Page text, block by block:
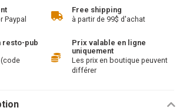
Paypal
Free shipping
à partir de 99$ d'achat
resto-pub
Prix valable en ligne
uniquement
Les prix en boutique peuvent
différer